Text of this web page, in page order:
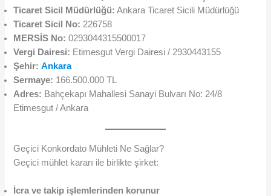
Ticaret Sicil Müdürlüğü: Ankara Ticaret Sicili Müdürlüğü
Ticaret Sicil No: 226758
MERSİS No: 0293044315500017
Vergi Dairesi: Etimesgut Vergi Dairesi / 2930443155
Şehir: Ankara
Sermaye: 166.500.000 TL
Adres: Bahçekapı Mahallesi Sanayi Bulvarı No: 24/8
Etimesgut / Ankara
Geçici Konkordato Mühleti Ne Sağlar?
Geçici mühlet kararı ile birlikte şirket:
İcra ve takip işlemlerinden korunur